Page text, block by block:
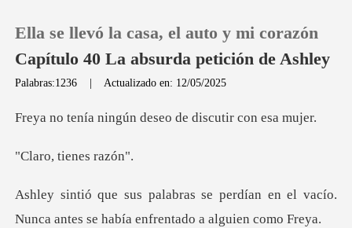
Recargar
Historia
Ella se llevó la casa, el auto y mi corazón
Capítulo 40 La absurda petición de Ashley
Palabras:1236 | Actualizado en: 12/05/2025
gún deseo de discu
tienes
rdían en el vacío.
Nunca antes se ha